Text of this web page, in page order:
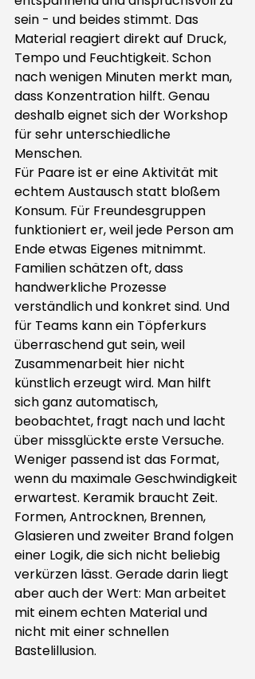
sein - und beides stimmt. Das
Material reagiert direkt auf Druck,
Tempo und Feuchtigkeit. Schon
nach wenigen Minuten merkt man,
dass Konzentration hilft. Genau
deshalb eignet sich der Workshop
für sehr unterschiedliche
Menschen.
Für Paare ist er eine Aktivität mit
echtem Austausch statt bloßem
Konsum. Für Freundesgruppen
funktioniert er, weil jede Person am
Ende etwas Eigenes mitnimmt.
Familien schätzen oft, dass
handwerkliche Prozesse
verständlich und konkret sind. Und
für Teams kann ein Töpferkurs
überraschend gut sein, weil
Zusammenarbeit hier nicht
künstlich erzeugt wird. Man hilft
sich ganz automatisch,
beobachtet, fragt nach und lacht
über missglückte erste Versuche.
Weniger passend ist das Format,
wenn du maximale Geschwindigkeit
erwartest. Keramik braucht Zeit.
Formen, Antrocknen, Brennen,
Glasieren und zweiter Brand folgen
einer Logik, die sich nicht beliebig
verkürzen lässt. Gerade darin liegt
aber auch der Wert: Man arbeitet
mit einem echten Material und
nicht mit einer schnellen
Bastelillusion.